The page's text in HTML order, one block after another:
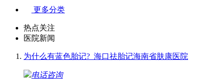
更多分类
热点关注
医院新闻
为什么有蓝色胎记?_海口祛胎记海南省肤康医院
电话咨询